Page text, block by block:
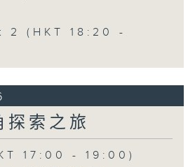
2 (HKT 18:20 -
探索之旅
17:00 - 19:00)